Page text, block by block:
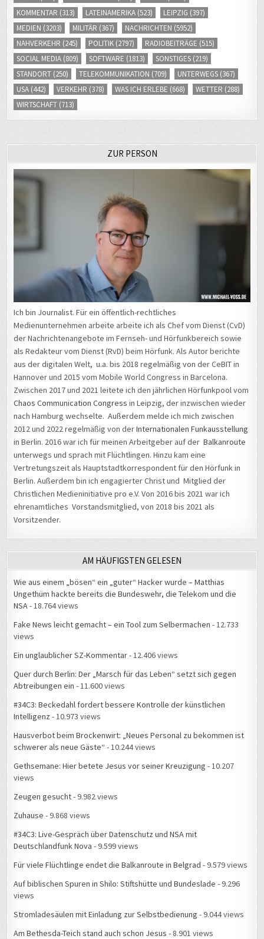
KOMMENTAR (313) LATEINAMERIKA (523) LEIPZIG (397)
MEDIEN (3203) MILITÄR (367) NACHRICHTEN (5952)
NAHVERKEHR (245) POLITIK (2797) RADIOBEITRÄGE (515)
SOCIAL MEDIA (809) SOFTWARE (1813) SONSTIGES (219)
STANDORT (250) TELEKOMMUNIKATION (709) UNTERWEGS (367)
USA (442) VERKEHR (378) WAS ICH ERLEBE (668) WETTER (288)
WIRTSCHAFT (713)
ZUR PERSON
Ich bin Journalist. Für ein öffentlich-rechtliches
Medienunternehmen arbeite arbeite ich als Chef vom Dienst (CvD)
der Nachrichtenangebote im Fernseh- und Hörfunkbereich sowie
als Redakteur vom Dienst (RvD) beim Hörfunk. Als Autor berichte
aus der digitalen Welt, u.a. bis 2018 regelmäßig von der CeBIT in
Hannover und 2015 vom Mobile World Congress in Barcelona.
Zwischen 2017 und 2021 leitete ich den jährlichen Hörfunkpool vom
Chaos Communication Congress in Leipzig, der inzwischen wieder
nach Hamburg wechselte. Außerdem melde ich mich zwischen
2012 und 2022 regelmäßig von derInternationalen Funkausstellung
in Berlin. 2016 war ich für meinen Arbeitgeber auf derBalkanroute
unterwegs und sprach mit Flüchtlingen. Hinzu kam eine
Vertretungszeit als Hauptstadtkorrespondent für den Hörfunk in
Berlin. Außerdem bin ich engagierter Christ und Mitglied der
Christlichen Medieninitiative pro e.V. Von 2016 bis 2021 war ich
ehrenamtliches Vorstandsmitglied, von 2018 bis 2021 als
Vorsitzender.
AM HÄUFIGSTEN GELESEN
Wie aus einem „bösen“ ein „guter“ Hacker wurde – Matthias
Ungethüm hackte bereits die Bundeswehr, die Telekom und die
NSA- 18.764 views
Fake News leicht gemacht – ein Tool zum Selbermachen - 12.733
views
Ein unglaublicher SZ-Kommentar- 12.406 views
Quer durch Berlin: Der „Marsch für das Leben“ setzt sich gegen
Abtreibungen ein - 11.600 views
#34C3: Beckedahl fordert bessere Kontrolle der künstlichen
Intelligenz - 10.973 views
Hausverbot beim Brockenwirt: „Neues Personal zu bekommen ist
schwerer als neue Gäste“ - 10.244 views
Gethsemane: Hier betete Jesus vor seiner Kreuzigung - 10.207
views
Zeugen gesucht- 9.982 views
Zuhause - 9.868 views
#34C3: Live-Gespräch über Datenschutz und NSA mit
Deutschlandfunk Nova - 9.599 views
Für viele Flüchtlinge endet die Balkanroute in Belgrad - 9.579 views
Auf biblischen Spuren in Shilo: Stiftshütte und Bundeslade - 9.296
views
Stromladesäulen mit Einladung zur Selbstbedienung - 9.044 views
Am Bethesda-Teich stand auch schon Jesus - 8.901 views